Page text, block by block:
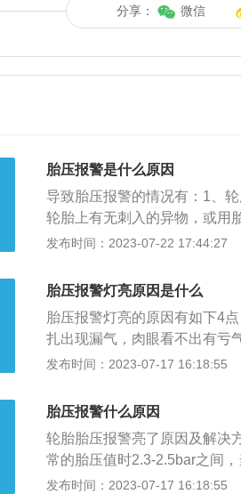
分享： 微信
胎压报警是什么原因
导致胎压报警的情况有：1、
轮胎上有无刺入的异物，或用
可以缓慢行驶到最近的专业维
型轮胎的胎压在2.8-2.9bar；
也会触发胎压监测灯亮。解决
过高的胎压进行调整，避免胎
间过长：如果某个轮胎胎压过
会使得胎压监测报警，这时应
次应避免过长时间行车，平缓
久未加气的轮胎胎压往往过低
胎压变低，应定时检查汽车胎
发布时间：2023-07-22 17:44:27
胎压报警灯亮原因是什么
胎压报警灯亮的原因有如下4
扎出现漏气，肉眼看不出有亏
查看四个轮胎的情况，如果是
型轮胎：2.8-2.9bar；最高气
触发胎压监测灯亮。解决方法
常范围。3、低胎压行车时间
速运转使胎温升高，进而引起
或更换备胎即可。4、久未加
发布时间：2023-07-17 16:18:55
胎压报警什么原因
轮胎胎压报警亮了原因及解决
常的胎压值时2.3-2.5bar之间
请检查轮胎是否被道钉损坏而
发布时间：2023-07-17 16:18:55